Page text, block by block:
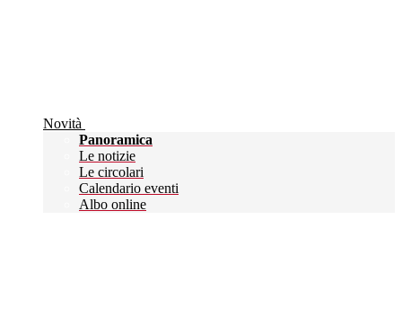
Novità
Panoramica
Le notizie
Le circolari
Calendario eventi
Albo online